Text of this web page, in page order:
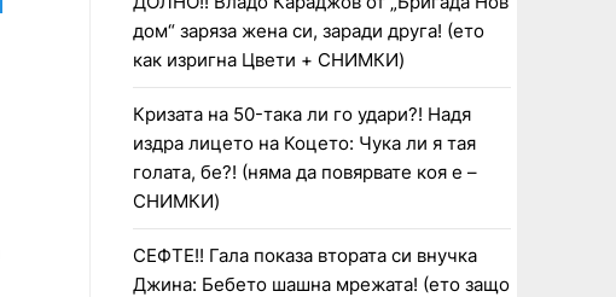
дом“ заряза жена си, заради друга! (ето
как изригна Цвети + СНИМКИ)
Кризата на 50-така ли го удари?! Надя
издра лицето на Коцето: Чука ли я тая
голата, бе?! (няма да повярвате коя е –
СНИМКИ)
СЕФТЕ!! Гала показа втората си внучка
Джина: Бебето шашна мрежата! (ето защо